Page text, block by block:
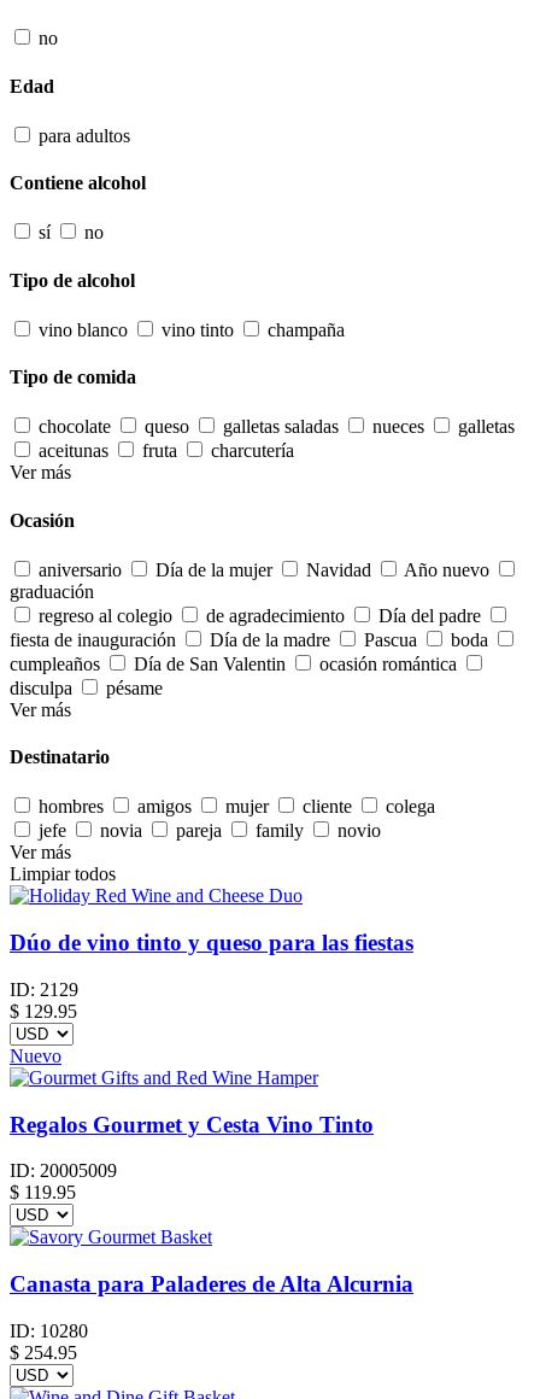
no
Edad
para adultos
Contiene alcohol
sí no
Tipo de alcohol
vino blanco vino tinto champaña
Tipo de comida
chocolate queso galletas saladas nueces
galletas
aceitunas
fruta
charcutería
Ver más
Ocasión
aniversario Día de la mujer Navidad
Año nuevo
graduación
regreso al colegio
de agradecimiento
Día del padre
fiesta de inauguración
Día de la madre Pascua
boda
cumpleaños
Día de San Valentin
ocasión romántica
disculpa
pésame
Ver más
Destinatario
hombres amigos mujer cliente
colega
jefe
novia pareja family
novio
Ver más
Limpiar todos
Dúo de vino tinto y queso para las fiestas
ID: 2129
$ 129.95
Nuevo
Regalos Gourmet y Cesta Vino Tinto
ID: 20005009
$ 119.95
Canasta para Paladeres de Alta Alcurnia
ID: 10280
$ 254.95